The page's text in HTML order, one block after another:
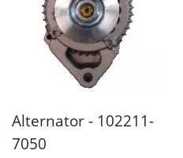
Alternator - 102211-
7050